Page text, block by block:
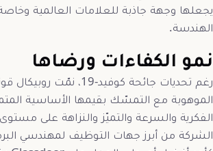
يجعلها وجهة جاذبة للعلامات العالمية
الهندسة.
نمو الكفاءات ورضاها
رغم تحديات جائحة كوفيد-19، نمّت
الموهوبة مع التمسّك بقيمها الأساسية
الفكرية والسرعة والتميّز والنزاهة على
الشركة من أبرز جهات التوظيف لمهندسي